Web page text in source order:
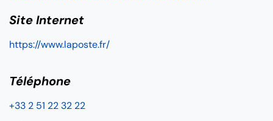
Site Internet
https://www.laposte.fr/
Téléphone
+33 2 51 22 32 22